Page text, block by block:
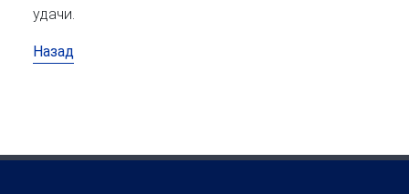
удачи.
Назад